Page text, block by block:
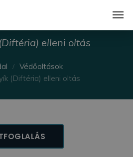
elleni oltás
Védőoltások
(Diftéria) elleni oltás